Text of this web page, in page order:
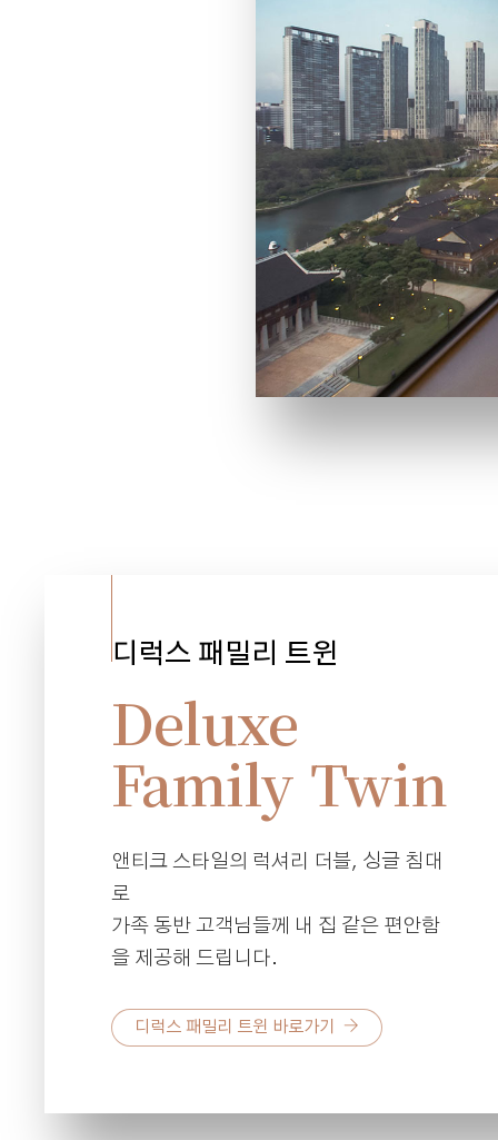
디럭스 패밀리 트윈
Deluxe
Family Twin
앤티크 스타일의 럭셔리 더블, 싱글 침대
로
가족 동반 고객님들께
내 집 같은 편안함
을 제공해 드립니다.
디럭스 패밀리 트윈 바로가기